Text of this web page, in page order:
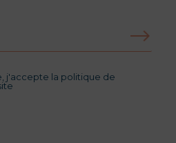
j'accepte la politique de